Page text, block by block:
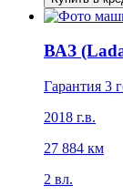
ВАЗ
Гарантия 3
2018 г.в.
27 884 км
2 вл.